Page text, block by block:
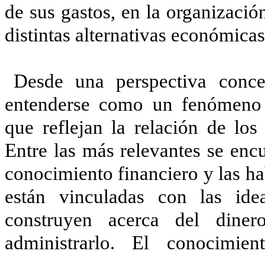
de sus gastos, en la
distintas alternativas
Desde una perspectiva
entenderse como un
que reflejan la relación de
Entre las más relevantes se
conocimiento financiero y las
están vinculadas con las
construyen acerca del
administrarlo. El